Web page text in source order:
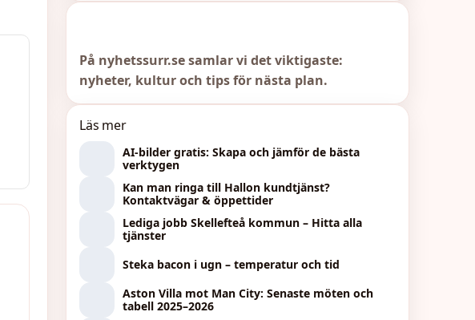
På nyhetssurr.se samlar vi det viktigaste:
nyheter, kultur och tips för nästa plan.
Läs mer
AI-bilder gratis: Skapa och jämför de bästa
verktygen
Kan man ringa till Hallon kundtjänst?
Kontaktvägar & öppettider
Lediga jobb Skellefteå kommun – Hitta alla
tjänster
Steka bacon i ugn – temperatur och tid
Aston Villa mot Man City: Senaste möten och
tabell 2025–2026